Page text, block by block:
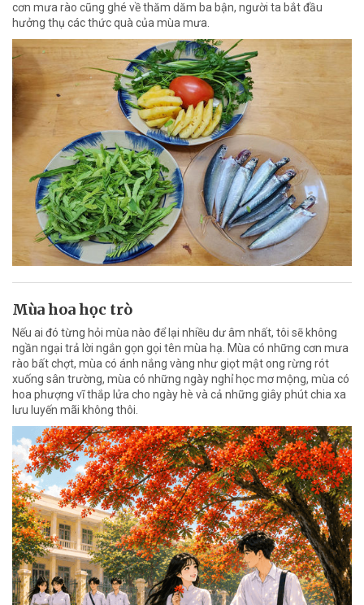
cơn mưa rào cũng ghé về thăm dăm ba bận, người ta bắt đầu
hưởng thụ các thức quà của mùa mưa.
Mùa hoa học trò
Nếu ai đó từng hỏi mùa nào để lại nhiều dư âm nhất, tôi sẽ không
ngần ngại trả lời ngắn gọn gọi tên mùa hạ. Mùa có những cơn mưa
rào bất chợt, mùa có ánh nắng vàng như giọt mật ong rừng rót
xuống sân trường, mùa có những ngày nghỉ học mơ mộng, mùa có
hoa phượng vĩ thắp lửa cho ngày hè và cả những giây phút chia xa
lưu luyến mãi không thôi.